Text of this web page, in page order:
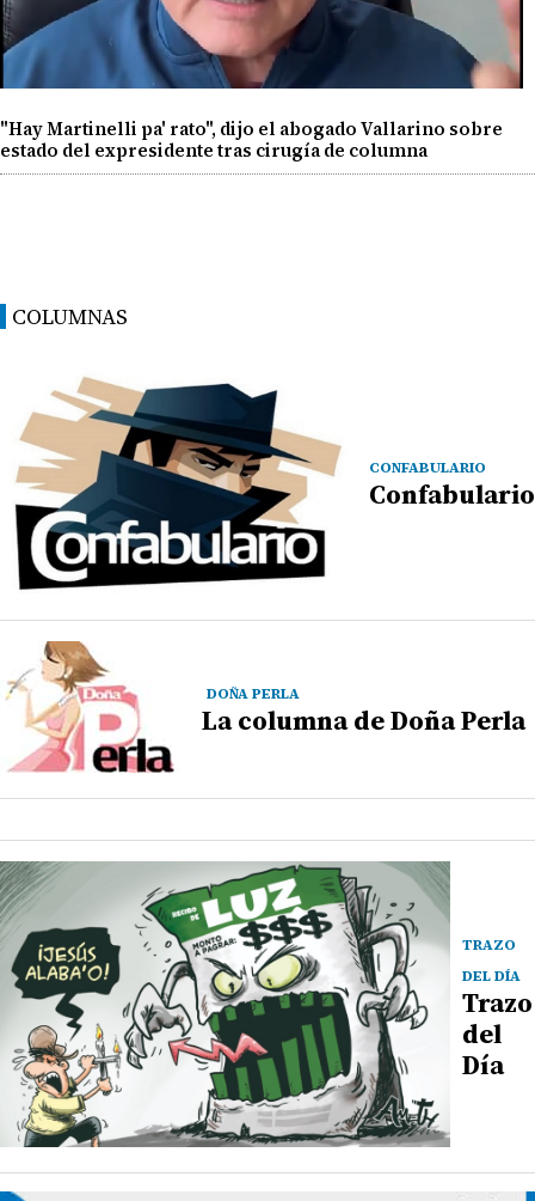
"Hay Martinelli pa' rato", dijo el abogado Vallarino sobre
estado del expresidente tras cirugía de columna
COLUMNAS
CONFABULARIO
Confabulario
DOÑA PERLA
La columna de Doña Perla
TRAZO
DEL DÍA
Trazo
del
Día